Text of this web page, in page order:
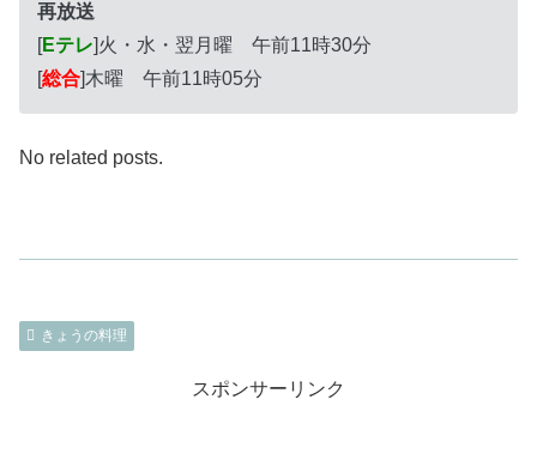
再放送
[Eテレ]火・水・翌月曜 午前11時30分
[総合]木曜 午前11時05分
No related posts.
きょうの料理
スポンサーリンク